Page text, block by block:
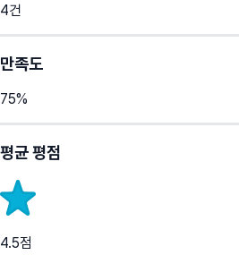
4건
만족도
75%
평균 평점
4.5점